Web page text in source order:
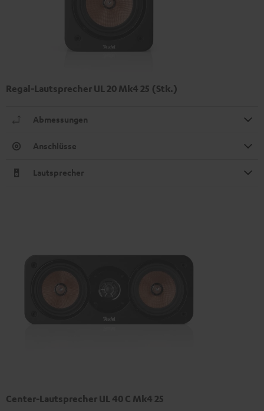
Regal-Lautsprecher UL 20 Mk4 25 (Stk.)
Abmessungen
Anschlüsse
Lautsprecher
Center-Lautsprecher UL 40 C Mk4 25